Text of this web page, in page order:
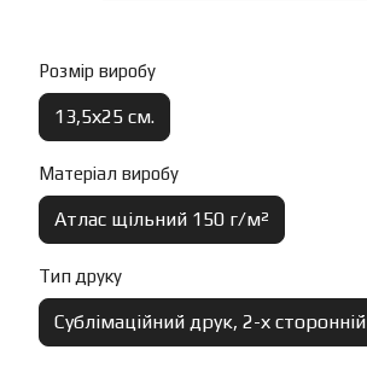
Розмір виробу
13,5х25 см.
Матеріал виробу
Атлас щільний 150 г/м²
Тип друку
Сублімаційний друк, 2-х сторонній